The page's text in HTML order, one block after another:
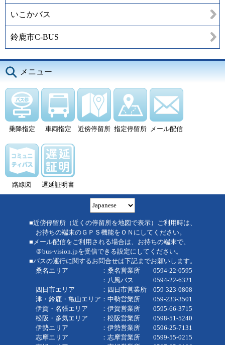
いこかバス
鈴鹿市C-BUS
メニュー
乗降指定 車両指定 近傍停留所 指定停留所 メール配信
路線図 遅延証明書
■近傍停留所（近くの停留所を地図で表示）ご利用時は、
お持ちの端末のＧＰＳ機能をＯＮにしてください。
■メール配信をご利用される場合は、お持ちの端末で、
＠bus-vision.jpを受信できる設定にしてください。
■バスの運行に関するお問合せは下記までお願いします。
桑名エリア ：桑名営業所 0594-22-0595
：八風バス 0594-22-6321
四日市エリア ：四日市営業所 059-323-0808
津・鈴鹿・亀山エリア：中勢営業所 059-233-3501
伊賀・名張エリア ：伊賀営業所 0595-66-3715
松阪・多気エリア ：松阪営業所 0598-51-5240
伊勢エリア ：伊勢営業所 0596-25-7131
志摩エリア ：志摩営業所 0599-55-0215